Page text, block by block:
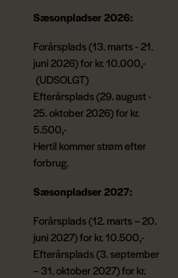
Sæsonpladser 2026:
Forårsplads (13. marts - 21.
juni 2026) for kr. 10.000,-
(UDSOLGT)
Efterårsplads (29. august -
25. oktober 2026) for kr.
5.500,-
Hertil kommer strøm efter
forbrug.
Sæsonpladser 2027:
Forårsplads (12. marts – 20.
juni 2027) for kr. 10.500,-
Efterårsplads (3. september
– 31. oktober 2027) for kr.